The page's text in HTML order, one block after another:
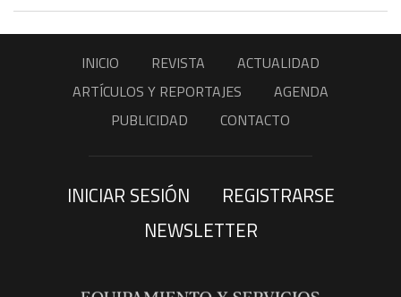
INICIO REVISTA
ACTUALIDAD
ARTÍCULOS Y REPORTAJES
AGENDA
PUBLICIDAD
CONTACTO
INICIAR SESIÓN
REGISTRARSE
NEWSLETTER